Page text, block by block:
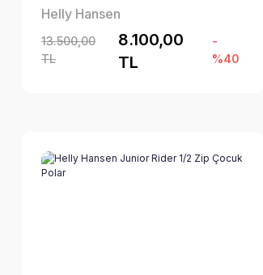
Helly Hansen
13.500,00
TL
8.100,00
TL
-
%40